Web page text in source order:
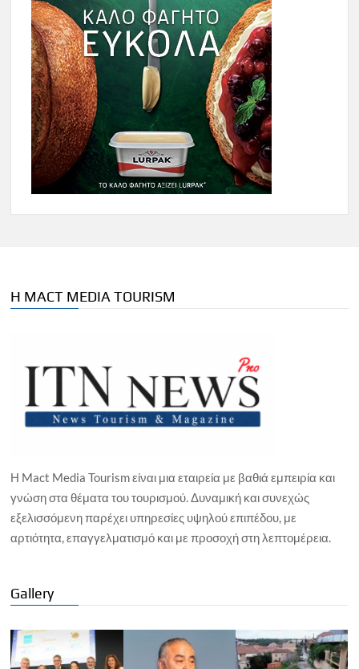
Η MACT MEDIA TOURISM
Η Mact Media Tourism είναι μια εταιρεία με βαθιά εμπειρία και
γνώση στα θέματα του τουρισμού. Δυναμική και συνεχώς
εξελισσόμενη παρέχει υπηρεσίες υψηλού επιπέδου, με
αρτιότητα, επαγγελματισμό και με προσοχή στη λεπτομέρεια.
Gallery